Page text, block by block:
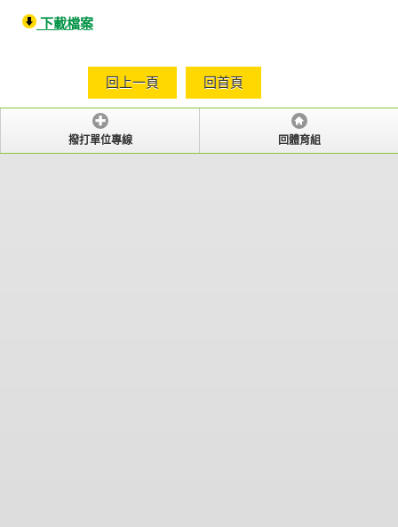
下載檔案
回上一頁 回首頁
撥打單位專線 回體育組